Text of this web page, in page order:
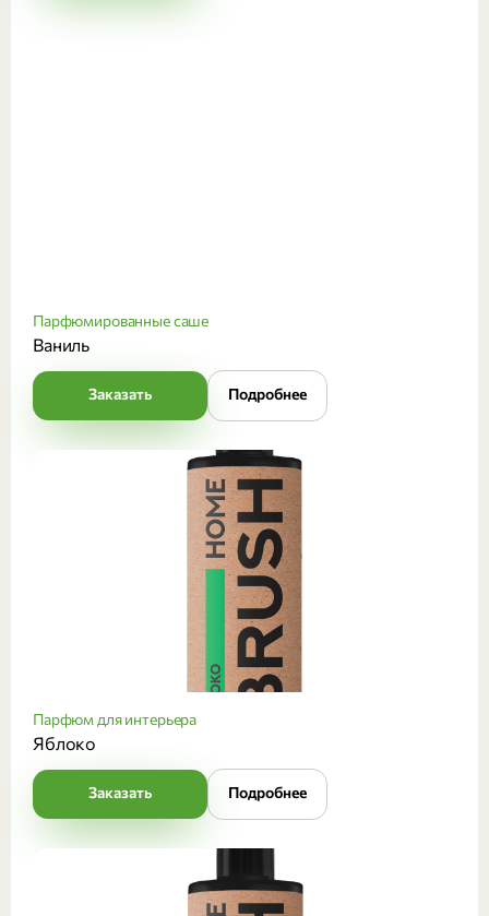
Парфюмированные саше
Ваниль
Заказать Подробнее
Парфюм для интерьера
Яблоко
Заказать Подробнее